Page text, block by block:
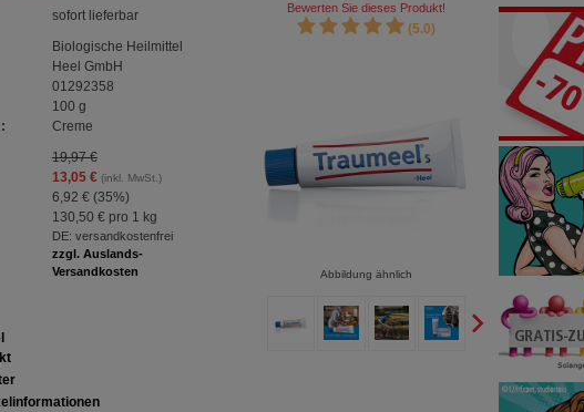
sofort lieferbar
Biologische Heilmittel
Heel GmbH
01292358
100 g
Creme
19,97 €
13,05 €(inkl. MwSt.)
6,92 € (35%)
130,50 €pro 1 kg
DE: versandkostenfrei
zzgl. Auslands-
Versandkosten
Bewerten Sie dieses Produkt!
(5.0)
Abbildung ähnlich